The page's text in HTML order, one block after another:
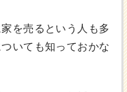
を売るという人も多
いても知っておかな